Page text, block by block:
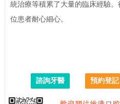
統治療等積累了大量的臨床經驗。
位患者耐心細心。
諮詢牙醫 預約登記